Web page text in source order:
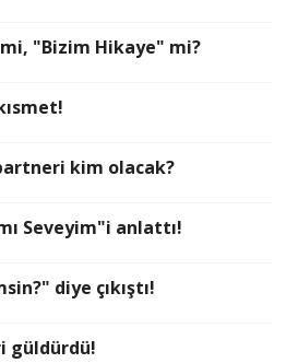
"Bizim Hikaye" mi?
kim olacak?
Seveyim"i anlattı!
diye çıkıştı!
güldürdü!